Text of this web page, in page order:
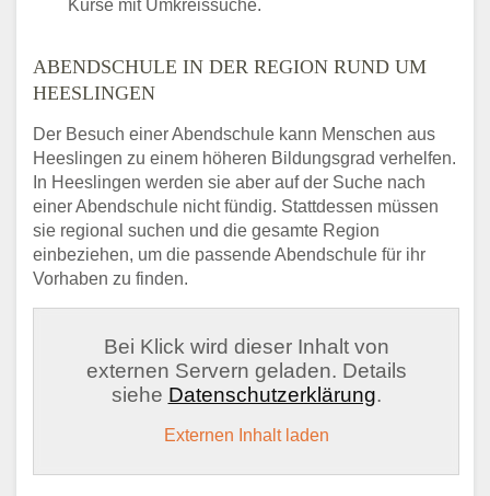
Kurse mit Umkreissuche.
ABENDSCHULE IN DER REGION RUND UM
HEESLINGEN
Der Besuch einer Abendschule kann Menschen aus
Heeslingen zu einem höheren Bildungsgrad verhelfen.
In Heeslingen werden sie aber auf der Suche nach
einer Abendschule nicht fündig. Stattdessen müssen
sie regional suchen und die gesamte Region
einbeziehen, um die passende Abendschule für ihr
Vorhaben zu finden.
Bei Klick wird dieser Inhalt von
externen Servern geladen. Details
siehe Datenschutzerklärung.
Externen Inhalt laden